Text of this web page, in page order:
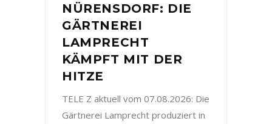
NÜRENSDORF: DIE
GÄRTNEREI
LAMPRECHT
KÄMPFT MIT DER
HITZE
TELE Z aktuell vom 07.08.2026: Die
Gärtnerei Lamprecht produziert in